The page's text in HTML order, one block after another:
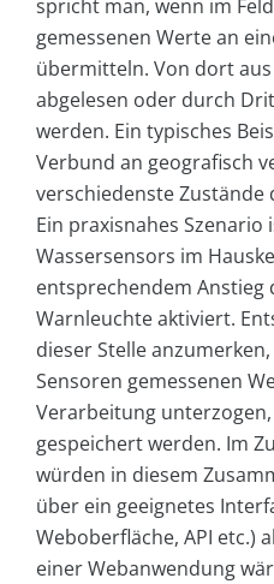
spricht man, wenn im
gemessenen Werte an
übermitteln. Von dort
abgelesen oder durch
werden. Ein typisches
Verbund an geografisch
verschiedenste
Ein praxisnahes
Wassersensors im
entsprechendem Anstieg
Warnleuchte aktiviert.
dieser Stelle
Sensoren gemessenen
Verarbeitung
gespeichert werden. Im
würden in diesem
über ein geeignetes
Weboberfläche, API etc.)
einer Webanwendung